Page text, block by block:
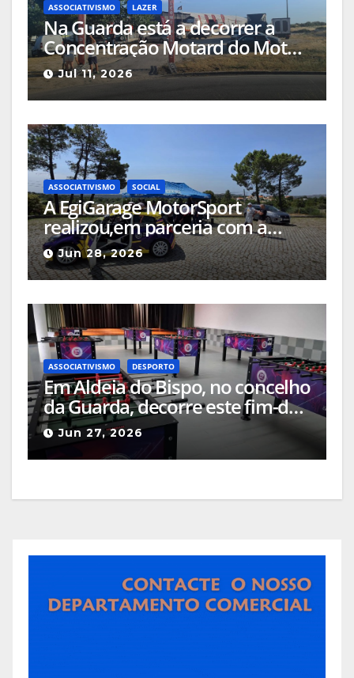
ASSOCIATIVISMO LAZER
Na Guarda está a decorrer a
Concentração Motard do Moto
Clube da Guarda, que
comemora 40 anos
Jul 11, 2026
ASSOCIATIVISMO SOCIAL
A EgiGarage MotorSport
realizou,em parceria com a
ACAPO , uma acção de inclusão
social
Jun 28, 2026
ASSOCIATIVISMO DESPORTO
Em Aldeia do Bispo, no concelho
da Guarda, decorre este fim-de-
semana, a III Taça Regional da
Beira Interior de Matraquilhos
Jun 27, 2026